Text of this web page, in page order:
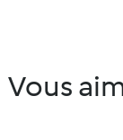
Vous